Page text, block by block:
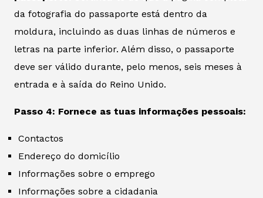
da fotografia do passaporte está dentro da
moldura, incluindo as duas linhas de números e
letras na parte inferior. Além disso, o passaporte
deve ser válido durante, pelo menos, seis meses à
entrada e à saída do Reino Unido.
Passo 4: Fornece as tuas informações pessoais:
Contactos
Endereço do domicílio
Informações sobre o emprego
Informações sobre a cidadania